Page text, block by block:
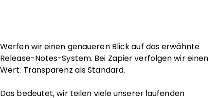
Werfen wir einen genaueren Blick auf das erwähnte
Release-Notes-System. Bei Zapier verfolgen wir einen
Wert: Transparenz als Standard.
Das bedeutet, wir teilen viele unserer laufenden